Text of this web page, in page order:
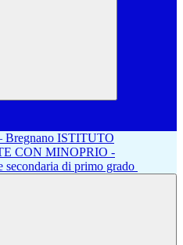
ISTITUTO
CON MINOPRIO -
secondaria di primo grado